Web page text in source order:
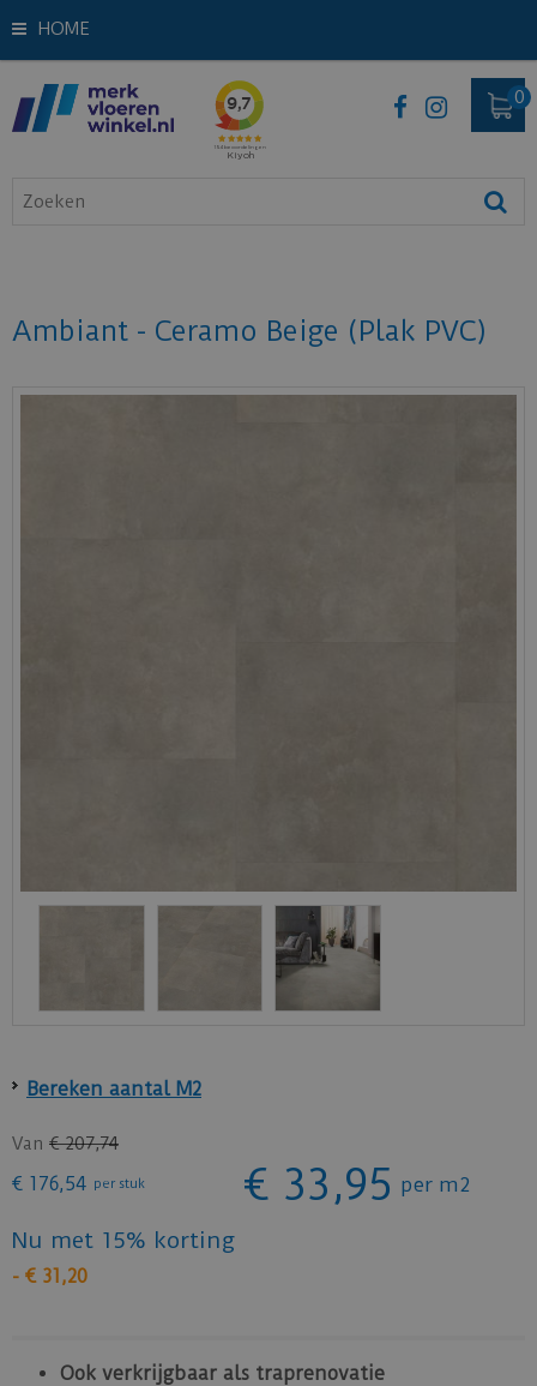
HOME
Ambiant - Ceramo Beige (Plak PVC)
Bereken aantal M2
Van € 207,74
€ 176,54 per stuk € 33,95 per m2
Nu met 15% korting
- € 31,20
Ook verkrijgbaar als traprenovatie